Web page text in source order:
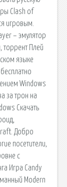
Clash of
игровым.
– эмулятор
торрент Плей
языке
Windows
за трон на
Скачать
Добро
посетители,
с
Игра Candy
Modern